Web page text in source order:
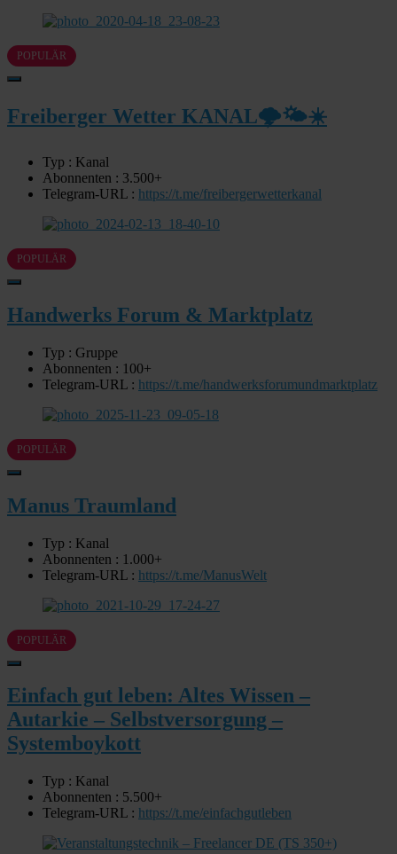
POPULÄR
Freiberger Wetter KANAL🌩🌤☀️
Typ : Kanal
Abonnenten : 3.500+
Telegram-URL : https://t.me/freibergerwetterkanal
POPULÄR
Handwerks Forum & Marktplatz
Typ : Gruppe
Abonnenten : 100+
Telegram-URL : https://t.me/handwerksforumundmarktplatz
POPULÄR
Manus Traumland
Typ : Kanal
Abonnenten : 1.000+
Telegram-URL : https://t.me/ManusWelt
POPULÄR
Einfach gut leben: Altes Wissen –
Autarkie – Selbstversorgung –
Systemboykott
Typ : Kanal
Abonnenten : 5.500+
Telegram-URL : https://t.me/einfachgutleben